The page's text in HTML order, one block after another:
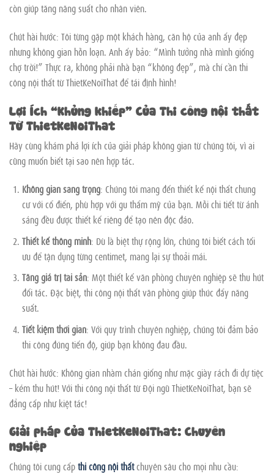
còn giúp tăng năng suất cho nhân viên.
Chút hài hước: Tôi từng gặp một khách hàng, căn hộ của anh ấy đẹp
nhưng không gian hỗn loạn. Anh ấy bảo: “Mình tưởng nhà mình giống
chợ trời!” Thực ra, không phải nhà bạn “không đẹp”, mà chỉ cần thi
công nội thất từ ThietKeNoiThat để tái định hình!
Lợi Ích “Khủng khiếp” Của Thi công nội thất
Từ ThietKeNoiThat
Hãy cùng khám phá lợi ích của giải pháp không gian từ chúng tôi, vì ai
cũng muốn biết tại sao nên hợp tác.
Không gian sang trọng: Chúng tôi mang đến thiết kế nội thất chung
cư với cổ điển, phù hợp với gu thẩm mỹ của bạn. Mỗi chi tiết từ ánh
sáng đều được thiết kế riêng để tạo nên độc đáo.
Thiết kế thông minh: Dù là biệt thự rộng lớn, chúng tôi biết cách tối
ưu để tận dụng từng centimet, mang lại sự thoải mái.
Tăng giá trị tài sản: Một thiết kế văn phòng chuyên nghiệp sẽ thu hút
đối tác. Đặc biệt, thi công nội thất văn phòng giúp thúc đẩy năng
suất.
Tiết kiệm thời gian: Với quy trình chuyên nghiệp, chúng tôi đảm bảo
thi công đúng tiến độ, giúp bạn không đau đầu.
Chút hài hước: Không gian nhàm chán giống như mặc giày rách đi dự tiệc
– kém thu hút! Với thi công nội thất từ Đội ngũ ThietKeNoiThat, bạn sẽ
đẳng cấp như kiệt tác!
Giải pháp Của ThietKeNoiThat: Chuyên
nghiệp
Chúng tôi cung cấpthi công nội thấtchuyên sâu cho mọi nhu cầu: